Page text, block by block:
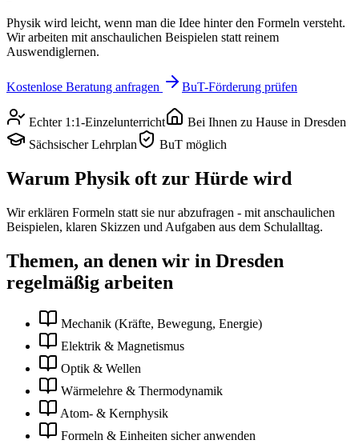
Physik wird leicht, wenn man die Idee hinter den Formeln versteht.
Wir arbeiten mit anschaulichen Beispielen statt reinem
Auswendiglernen.
Kostenlose Beratung anfragen BuT-Förderung prüfen
Echter 1:1-Einzelunterricht Bei Ihnen zu Hause in Dresden
Sächsischer Lehrplan
BuT möglich
Warum Physik oft zur Hürde wird
Wir erklären Formeln statt sie nur abzufragen - mit anschaulichen
Beispielen, klaren Skizzen und Aufgaben aus dem Schulalltag.
Themen, an denen wir in Dresden
regelmäßig arbeiten
Mechanik (Kräfte, Bewegung, Energie)
Elektrik & Magnetismus
Optik & Wellen
Wärmelehre & Thermodynamik
Atom- & Kernphysik
Formeln & Einheiten sicher anwenden